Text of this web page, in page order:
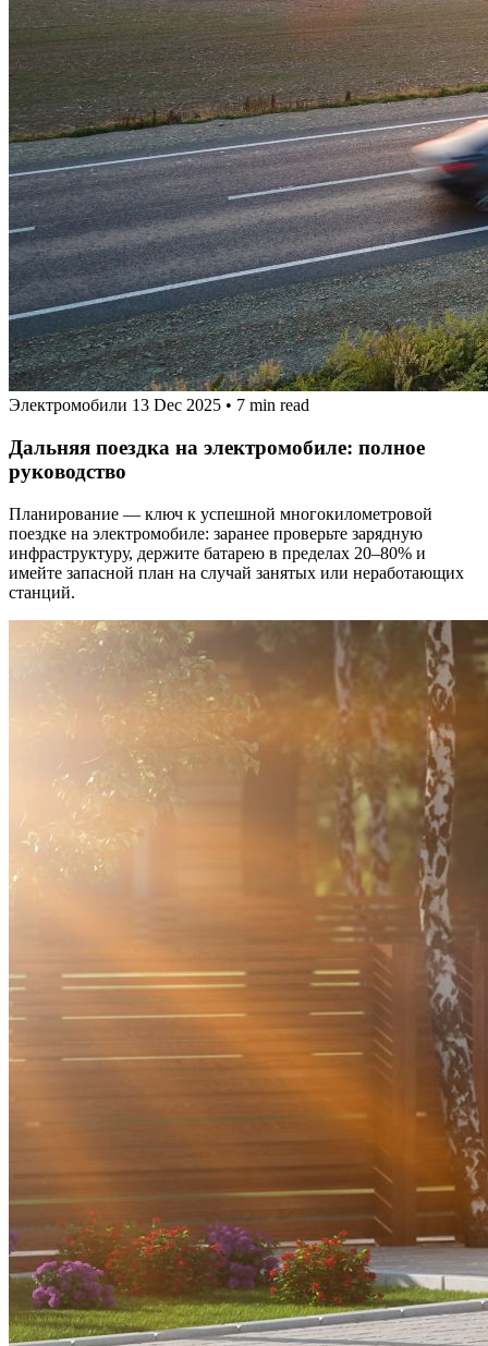
Электромобили 13 Dec 2025 • 7 min read
Дальняя поездка на электромобиле: полное
руководство
Планирование — ключ к успешной многокилометровой
поездке на электромобиле: заранее проверьте зарядную
инфраструктуру, держите батарею в пределах 20–80% и
имейте запасной план на случай занятых или неработающих
станций.